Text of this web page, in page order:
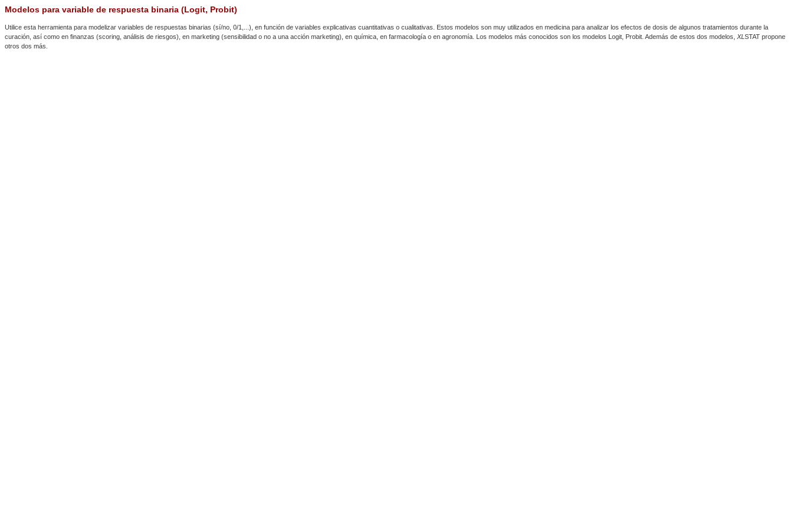
Modelos para variable de respuesta binaria (Logit, Probit)
Utilice esta herramienta para modelizar variables de respuestas binarias (sí/no, 0/1,...), en función de variables explicativas cuantitativas o cualitativas. Estos modelos son muy utilizados en medicina para analizar los efectos de dosis de algunos tratamientos durante la
curación, así como en finanzas (scoring, análisis de riesgos), en marketing (sensibilidad o no a una acción marketing), en química, en farmacología o en agronomía. Los modelos más conocidos son los modelos Logit, Probit. Además de estos dos modelos, XL STAT propone
otros dos más.